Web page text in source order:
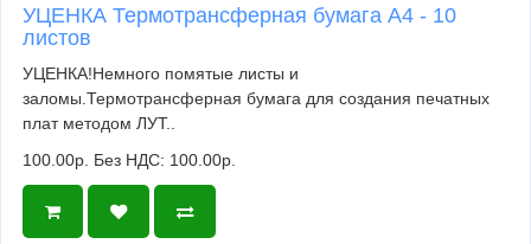
УЦЕНКА Термотрансферная бумага А4 - 10
листов
УЦЕНКА!Немного помятые листы и
заломы.Термотрансферная бумага для создания печатных
плат методом ЛУТ..
100.00р. Без НДС: 100.00р.